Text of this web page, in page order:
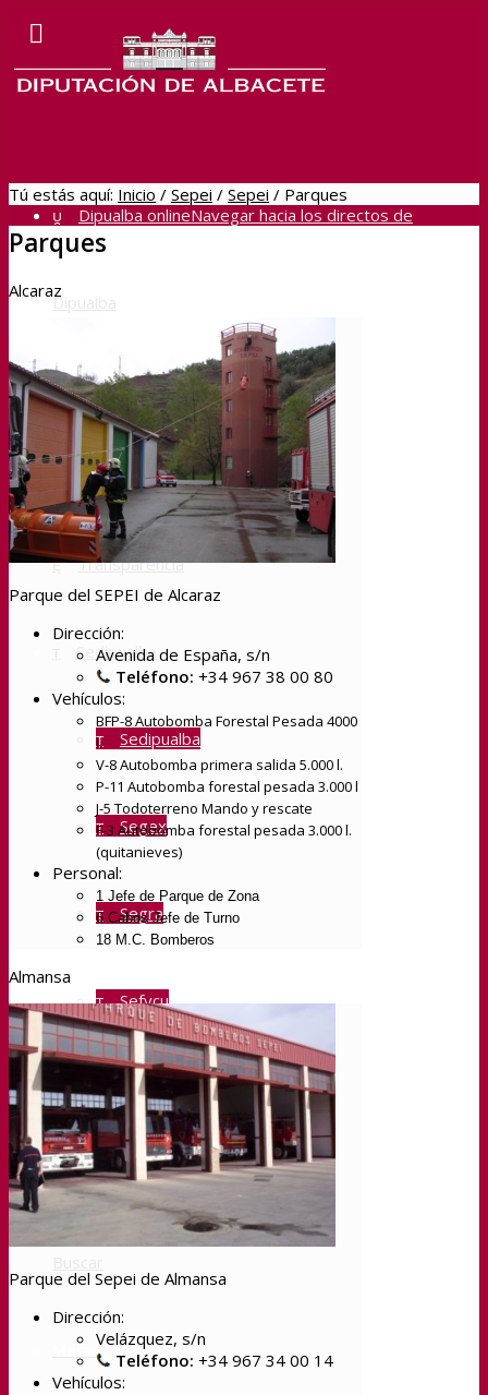
Dipualba onlineNavegar hacia los directos de
Dipualba
BOP
Sede Electrónica
Transparencia
Sedipualba
Sedipualba
Segex
Segra
Sefycu
Seface
Seres
Menú
Tú estás aquí: Inicio / Sepei / Sepei / Parques
Parques
Alcaraz
Parque del SEPEI de Alcaraz
Dirección:
Avenida de España, s/n
Teléfono: +34 967 38 00 80
Vehículos:
BFP-8 Autobomba Forestal Pesada 4000
l.
V-8 Autobomba primera salida 5.000 l.
P-11 Autobomba forestal pesada 3.000 l
J-5 Todoterreno Mando y rescate
F-3 Autobomba forestal pesada 3.000 l.
(quitanieves)
Personal:
1 Jefe de Parque de Zona
6 Cabos Jefe de Turno
18 M.C. Bomberos
Almansa
Parque del Sepei de Almansa
Dirección:
Velázquez, s/n
Teléfono: +34 967 34 00 14
Vehículos: